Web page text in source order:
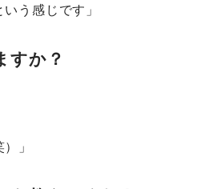
う感じです」
すか？
」